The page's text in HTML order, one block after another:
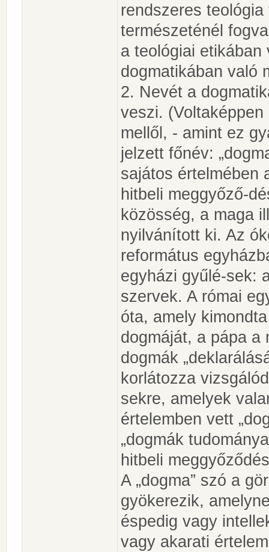
rendszeres
természeténél
a teológiai
dogmatikában való
2. Nevét a
veszi.
mellől, - amint ez
jelzett főnév:
sajátos értelmében
hitbeli meggyőző-
közösség, a maga
nyilvánított ki. Az
református
egyházi gyűlé-sek:
szervek. A római
óta, amely
dogmáját, a pápa a
dogmák
korlátozza
sekre, amelyek
értelemben vett
„dogmák
hitbeli
A „dogma” szó a
gyökerezik,
éspedig vagy
vagy akarati